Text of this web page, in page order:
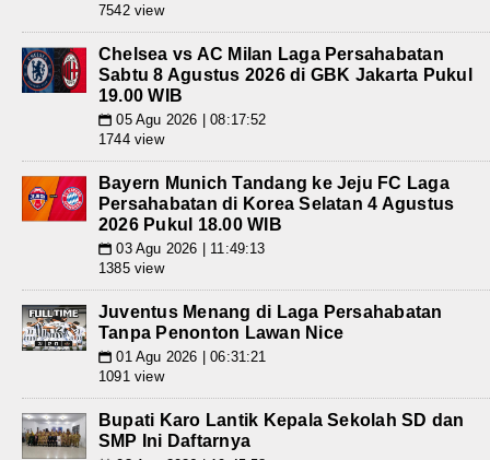
7542 view
Chelsea vs AC Milan Laga Persahabatan
Sabtu 8 Agustus 2026 di GBK Jakarta Pukul
19.00 WIB
📅 05 Agu 2026 | 08:17:52
1744 view
Bayern Munich Tandang ke Jeju FC Laga
Persahabatan di Korea Selatan 4 Agustus
2026 Pukul 18.00 WIB
📅 03 Agu 2026 | 11:49:13
1385 view
Juventus Menang di Laga Persahabatan
Tanpa Penonton Lawan Nice
📅 01 Agu 2026 | 06:31:21
1091 view
Bupati Karo Lantik Kepala Sekolah SD dan
SMP Ini Daftarnya